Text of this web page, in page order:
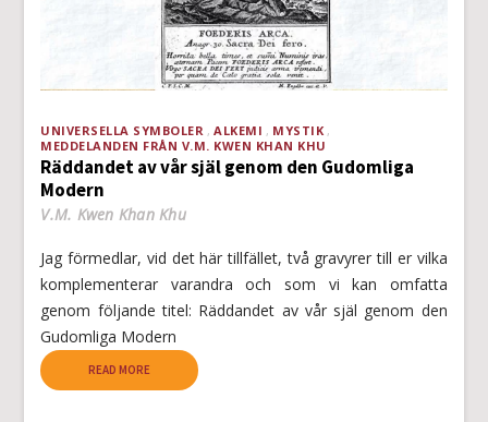
UNIVERSELLA SYMBOLER ALKEMI
MYSTIK
MEDDELANDEN FRÅN V.M. KWEN KHAN KHU
Räddandet av vår själ genom den Gudomliga
Modern
V.M. Kwen Khan Khu
Jag förmedlar, vid det här tillfället, två gravyrer till er vilka
komplementerar varandra och som vi kan omfatta
genom följande titel: Räddandet av vår själ genom den
Gudomliga Modern
READ MORE